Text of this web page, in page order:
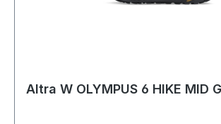
Altra W OLYMPUS 6 HIKE MID